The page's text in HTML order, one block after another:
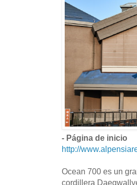
- Página de inicio
http://
Ocean 700 es un
cordillera